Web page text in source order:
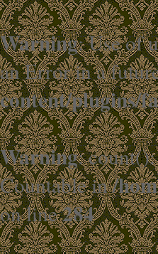
Warning: Use of
an Error in a
content/plugins/
Warning:
Countable in/
on line284